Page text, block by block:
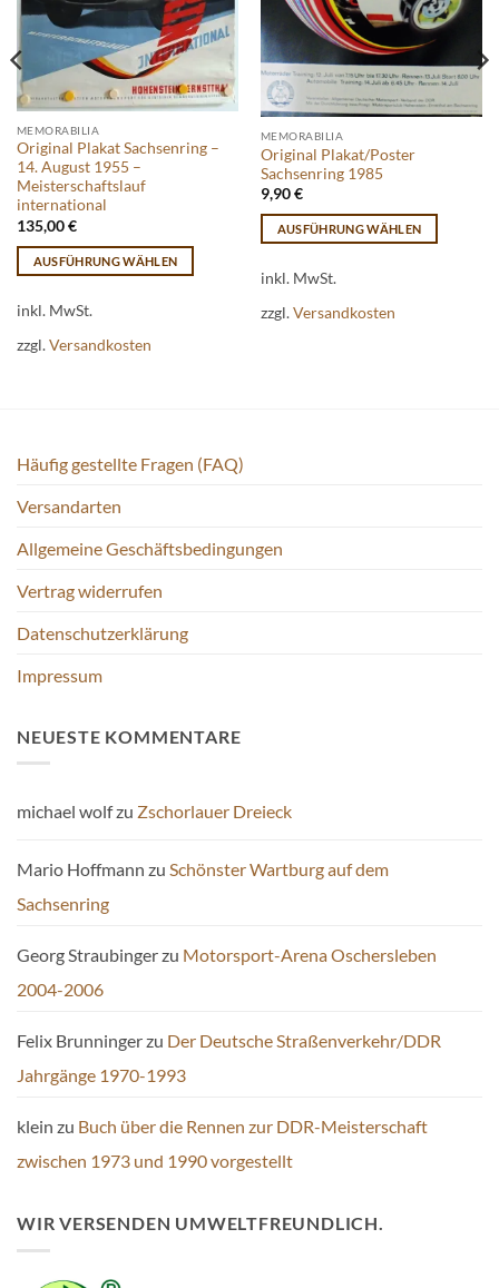
MEMORABILIA
Original Plakat Sachsenring –
14. August 1955 –
Meisterschaftslauf
international
135,00€
AUSFÜHRUNG WÄHLEN
Produkt
mehrere
können
Produktseite
werden
inkl. MwSt.
zzgl.Versandkosten
MEMORABILIA
Original Plakat/Poster
Sachsenring 1985
9,90€
AUSFÜHRUNG WÄHLEN
Produkt
mehrere
werden
inkl. MwSt.
zzgl.Versandkosten
Häufig gestellte Fragen (FAQ)
Versandarten
Allgemeine Geschäftsbedingungen
Vertrag widerrufen
Datenschutzerklärung
Impressum
NEUESTE KOMMENTARE
michael wolfzu Zschorlauer Dreieck
Mario Hoffmann zu Schönster Wartburg auf dem
Sachsenring
Georg Straubingerzu Motorsport-Arena Oschersleben
2004-2006
Felix Brunningerzu Der Deutsche Straßenverkehr/DDR
Jahrgänge 1970-1993
klein zu Buch über die Rennen zur DDR-Meisterschaft
zwischen 1973 und 1990 vorgestellt
WIR VERSENDEN UMWELTFREUNDLICH.